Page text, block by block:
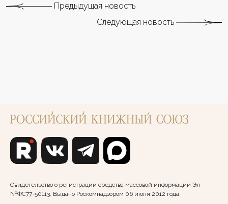
Предыдущая новость
Следующая новость
Свидетельство о регистрации средства массовой информации Эл
№ФС77-50113. Выдано Роскомнадзором 06 июня 2012 года.